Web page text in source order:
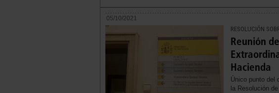
05/10/2021
RESOLUCIÓN
Reunión
Hacienda
Único punto del
la Resolución